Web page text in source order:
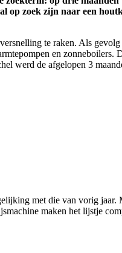
zoek zijn naar een
te raken. Als
en
werd de afgelopen 3
met die van vorig
maken het lijstje